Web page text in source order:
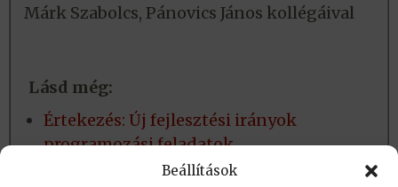
Beállítások
Márk Szabolcs, Pánovics János kollégáival
Lásd még:
Értekezés: Új fejlesztési irányok
programozási feladatok
megoldáskiértékelő rendszereihez